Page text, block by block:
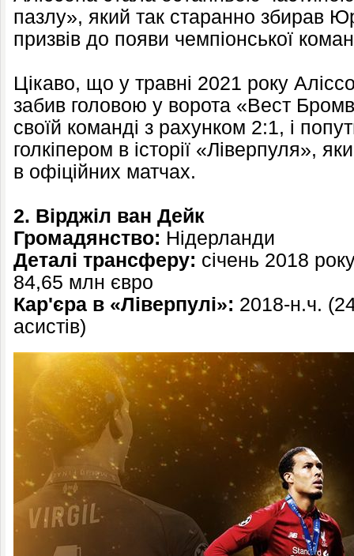
пазлу», який так старанно збирав
призвів до появи чемпіонської
Цікаво, що у травні 2021 року
забив головою у ворота «Вест
своїй команді з рахунком 2:1, і
голкіпером в історії «Ліверпуля»,
в офіційних матчах.
2. Вірджіл ван Дейк
Громадянство: Нідерланди
Деталі трансферу: січень 2018
84,65 млн євро
Кар'єра в «Ліверпулі»: 2018-н.ч.
асистів)